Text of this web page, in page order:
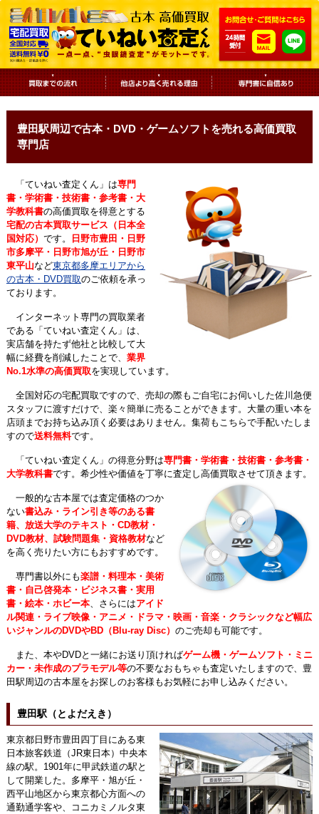
豊田駅周辺で古本・DVD・ゲームソフトを売れる高価買取
専門店
「ていねい査定くん」は専門
書・学術書・技術書・参考書・大
学教科書の高価買取を得意とする
宅配の古本買取サービス（日本全
国対応） です。
日野市豊田・日野
市多摩平・日野市旭が丘・日野市
東平山など東京都多摩エリアから
の古本・DVD買取のご依頼を承っ
ております。
インターネット専門の買取業者
である「ていねい査定くん」は、
実店舗を持たず他社と比較して大
幅に経費を削減したことで、 業界
No.1水準の高価買取を実現しています。
全国対応の宅配買取ですので、売却の際もご自宅にお伺いした佐川急便
スタッフに渡すだけで、楽々簡単に売ることができます。大量の重い本を
店頭までお持ち込み頂く必要はありません。集荷もこちらで手配いたしま
すので送料無料です。
「ていねい査定くん」の得意分野は専門書・学術書・技術書・参考書・
大学教科書です。希少性や価値を丁寧に査定し高価買取させて頂きます。
一般的な古本屋では査定価格のつか
ない書込み・ライン引き等のある書
籍、放送大学のテキスト・CD教材・
DVD教材、試験問題集・資格教材など
を高く売りたい方にもおすすめです。
専門書以外にも楽譜・料理本・美術
書・自己啓発本・ビジネス書・実用
書・絵本・ホビー本、さらにはアイド
ル関連・ライブ映像・アニメ・ドラマ・映画・音楽・クラシックなど幅広
いジャンルのDVDやBD（Blu-ray Disc） のご売却も可能です。
また、本やDVDと一緒にお送り頂ければゲーム機・ゲームソフト・ミニ
カー・未作成のプラモデル等の不要なおもちゃも査定いたしますので、豊
田駅周辺の古本屋をお探しのお客様もお気軽にお申し込みください。
豊田駅（とよだえき）
東京都日野市豊田四丁目にある東
日本旅客鉄道（JR東日本）中央本
線の駅。1901年に甲武鉄道の駅と
して開業した。多摩平・旭が丘・
西平山地区から東京都心方面への
通勤通学客や、コニカミノルタ東